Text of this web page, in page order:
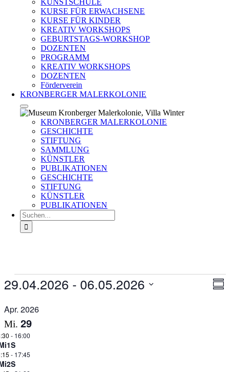
KUNSTSCHULE
KURSE FÜR ERWACHSENE
KURSE FÜR KINDER
KREATIV WORKSHOPS
GEBURTSTAGS-WORKSHOP
DOZENTEN
PROGRAMM
KREATIV WORKSHOPS
DOZENTEN
Förderverein
KRONBERGER MALERKOLONIE
KRONBERGER MALERKOLONIE
GESCHICHTE
STIFTUNG
SAMMLUNG
KÜNSTLER
PUBLIKATIONEN
GESCHICHTE
STIFTUNG
KÜNSTLER
PUBLIKATIONEN
Suche
nach:
Veranstaltungen
29.04.2026 - 06.05.2026
auswählen.
Apr. 2026
Mi. 29
- 16:00
- 17:45